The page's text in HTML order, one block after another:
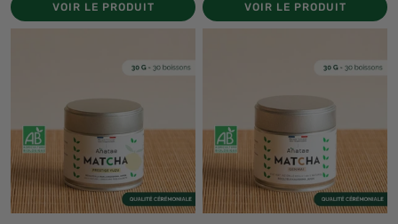
VOIR LE PRODUIT VOIR LE PRODUIT